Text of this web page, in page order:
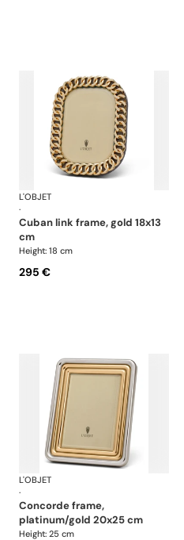
Picture Frames
L'OBJET
·
cuban link frame, gold 18x13
cm
Height: 18 cm
295 €
Picture Frames
L'OBJET
·
concorde frame,
platinum/gold 20x25 cm
Height: 25 cm